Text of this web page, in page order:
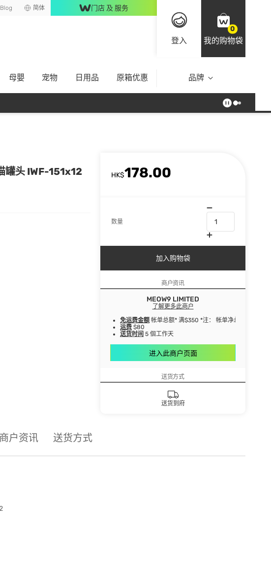
Blog 简体 门店 及 服务
登入
0
我的购物袋
母嬰 宠物 日用品 原箱优惠 品牌
罐头 IWF-151x12
HK$178.00
数量
加入购物袋
商户资讯
MEOW9 LIMITED
了解更多此商户
免运费金额 帐单总额* 满$350 *注： 帐单净总额指扣除
运费 $80
送货时间 5 個工作天
进入此商户页面
送货方式
送货到府
商户资讯 送货方式